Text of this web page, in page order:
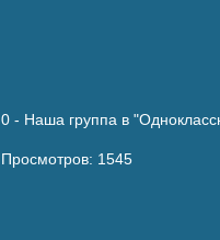
0 - Наша группа в
Просмотров: 1545